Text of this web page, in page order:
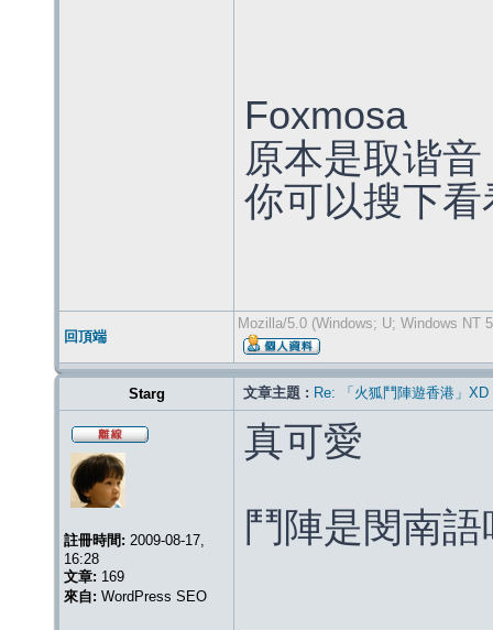
Foxmosa
原本是取谐
你可以搜下看
回頂端
Mozilla/5.0 (Windows; U; Windows NT
Starg 文章主題 : Re: 「火狐鬥陣遊香港」XD
註冊時間: 2009-08-17,
16:28
文章: 169
來自: WordPress SEO
真可愛
鬥陣是閔南